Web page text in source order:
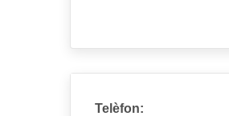
Telèfon: